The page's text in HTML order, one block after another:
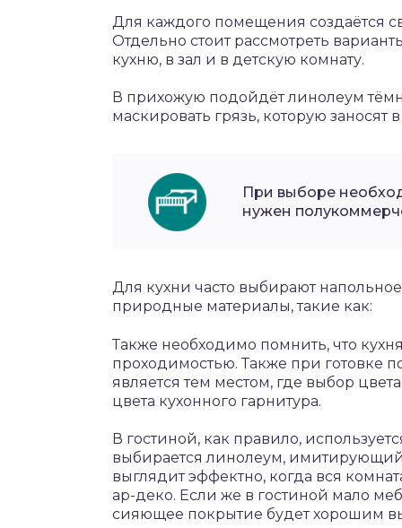
Для каждого помещения создаётся
Отдельно стоит рассмотреть
кухню, в зал и в детскую комнату.
В прихожую подойдёт линолеум
маскировать грязь, которую заносят
При выборе
нужен
Для кухни часто выбирают
природные материалы, такие как:
Также необходимо помнить, что
проходимостью. Также при готовке
является тем местом, где выбор
цвета кухонного гарнитура.
В гостиной, как правило,
выбирается линолеум,
выглядит эффектно, когда вся
ар-деко. Если же в гостиной мало
сияющее покрытие будет хорошим